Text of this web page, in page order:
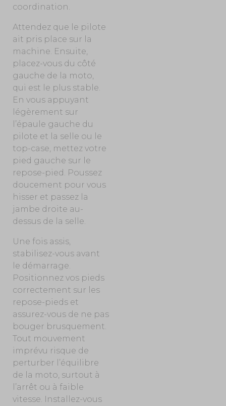
coordination.
Attendez que le pilote
ait pris place sur la
machine. Ensuite,
placez-vous du côté
gauche de la moto,
qui est le plus stable.
En vous appuyant
légèrement sur
l’épaule gauche du
pilote et la selle ou le
top-case, mettez votre
pied gauche sur le
repose-pied. Poussez
doucement pour vous
hisser et passez la
jambe droite au-
dessus de la selle.
Une fois assis,
stabilisez-vous avant
le démarrage.
Positionnez vos pieds
correctement sur les
repose-pieds et
assurez-vous de ne pas
bouger brusquement.
Tout mouvement
imprévu risque de
perturber l’équilibre
de la moto, surtout à
l’arrêt ou à faible
vitesse. Installez-vous